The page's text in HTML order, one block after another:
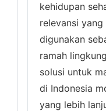
kehidupan
relevansi
digunakan
ramah
solusi untuk
di Indonesia
yang lebih